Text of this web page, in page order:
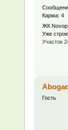
Карма: 4
ЖК
Уже
Участок
Гость